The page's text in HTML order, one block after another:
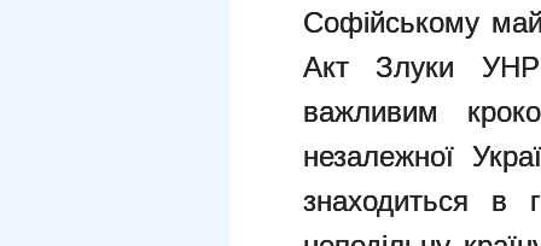
Софійському
Акт Злуки
важливим
незалежної
знаходиться в